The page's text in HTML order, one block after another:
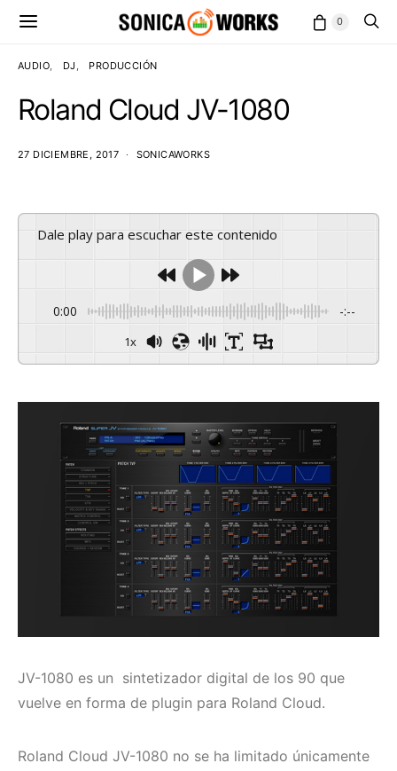
0
AUDIO DJ PRODUCCIÓN
Roland Cloud JV-1080
27 DICIEMBRE, 2017 SONICAWORKS
Dale play para escuchar este contenido
0:00 -:--
1x
JV-1080 es un sintetizador digital de los 90 que
vuelve en forma de plugin para Roland Cloud.
Roland Cloud JV-1080 no se ha limitado únicamente